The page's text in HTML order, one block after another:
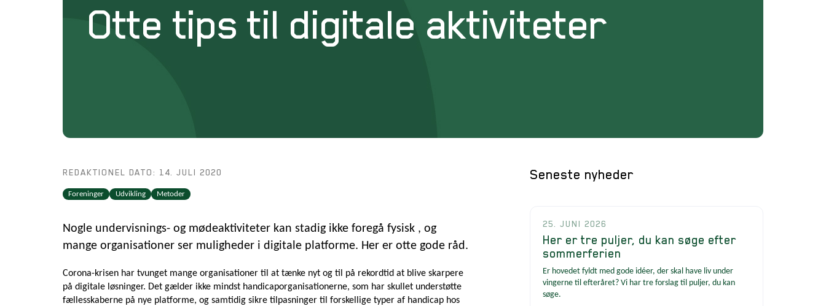
Otte tips til digitale aktiviteter
Seneste nyheder
25. JUNI 2026
Her er tre puljer, du kan søge efter
sommerferien
Er hovedet fyldt med gode idéer, der skal have liv under
vingerne til efteråret? Vi har tre forslag til puljer, du kan
søge.
REDAKTIONEL DATO: 14. JULI 2020
Foreninger Udvikling Metoder
Nogle undervisnings- og mødeaktiviteter kan stadig ikke foregå fysisk , og
mange organisationer ser muligheder i digitale platforme. Her er otte gode råd.
Corona-krisen har tvunget mange organisationer til at tænke nyt og til på rekordtid at blive skarpere
på digitale løsninger. Det gælder ikke mindst handicaporganisationerne, som har skullet understøtte
fællesskaberne på nye platforme, og samtidig sikre tilpasninger til forskellige typer af handicap hos